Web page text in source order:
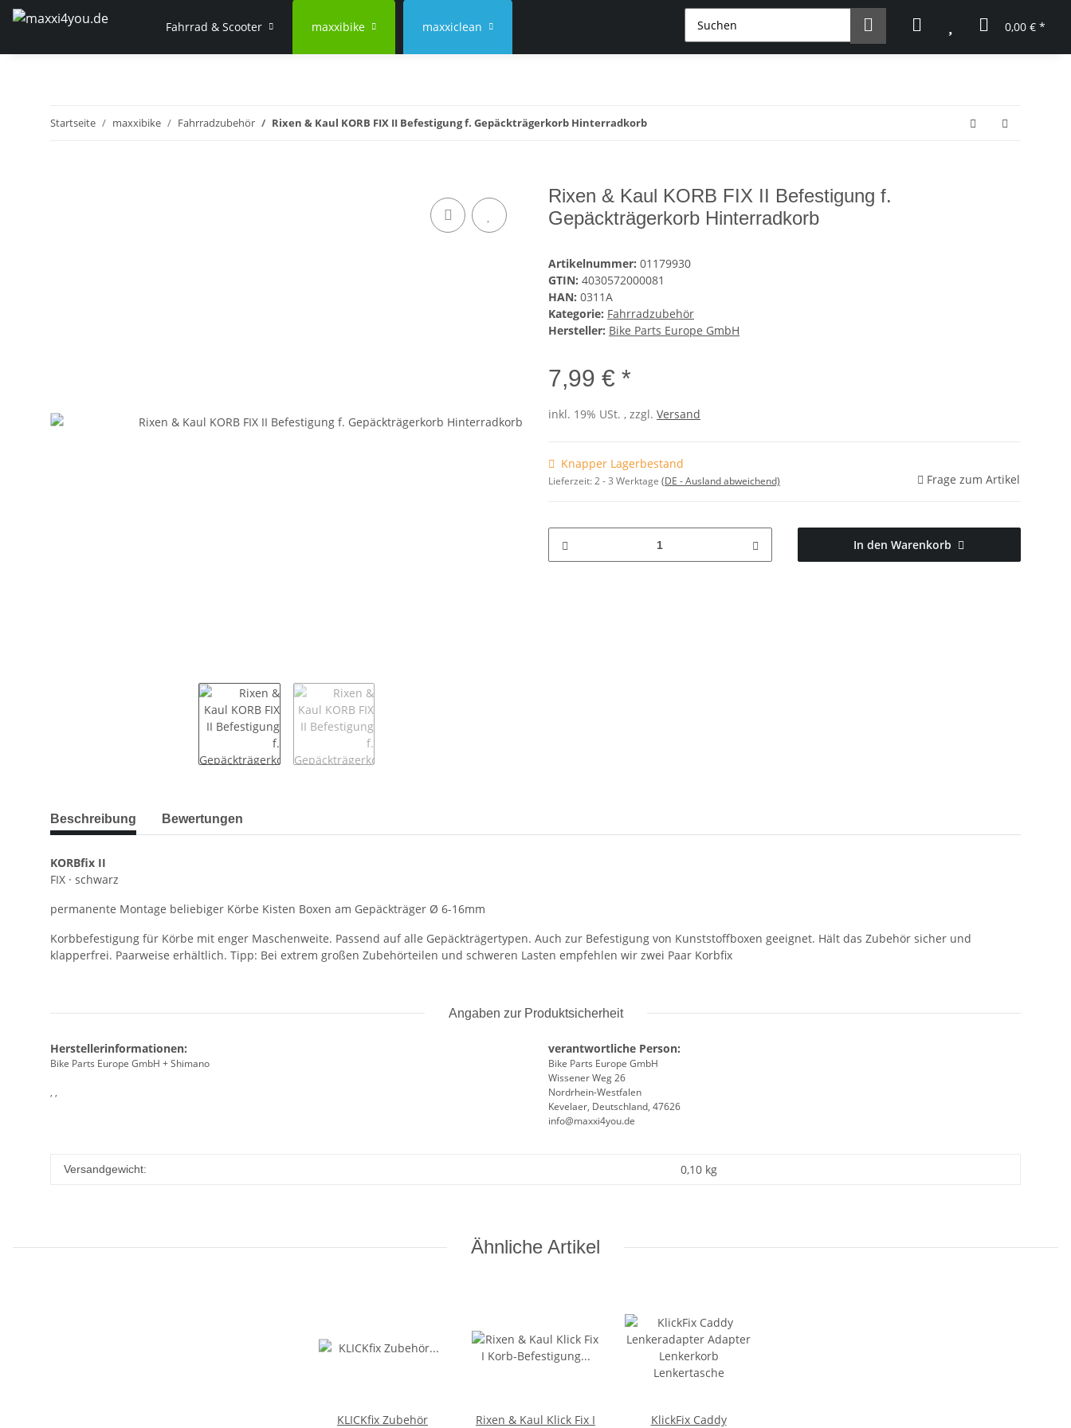
0,00 € *
Fahrrad & Scooter maxxibike maxxiclean
Startseite maxxibike Fahrradzubehör Rixen & Kaul KORB FIX II Befestigung f. Gepäckträgerkorb Hinterradkorb
Rixen & Kaul KORB FIX II Befestigung f.
Gepäckträgerkorb Hinterradkorb
Artikelnummer: 01179930
GTIN: 4030572000081
HAN: 0311A
Kategorie: Fahrradzubehör
Hersteller: Bike Parts Europe GmbH
7,99 € *
inkl. 19% USt. , zzgl. Versand
Knapper Lagerbestand
Lieferzeit:2 - 3 Werktage (DE - Ausland abweichend) Frage zum Artikel
In den Warenkorb
Beschreibung Bewertungen
KORBfix II
FIX · schwarz
permanente Montage beliebiger Körbe Kisten Boxen am Gepäckträger Ø 6-16mm
Korbbefestigung für Körbe mit enger Maschenweite. Passend auf alle Gepäckträgertypen. Auch zur Befestigung von Kunststoffboxen geeignet. Hält das Zubehör sicher und
klapperfrei. Paarweise erhältlich. Tipp: Bei extrem großen Zubehörteilen und schweren Lasten empfehlen wir zwei Paar Korbfix
Angaben zur Produktsicherheit
Herstellerinformationen:
Bike Parts Europe GmbH + Shimano
, ,
verantwortliche Person:
Bike Parts Europe GmbH
Wissener Weg 26
Nordrhein-Westfalen
Kevelaer, Deutschland, 47626
info@maxxi4you.de
Versandgewicht: 0,10 kg
Ähnliche Artikel
KLICKfix Zubehör
Rixen & Kaul Klick Fix I
KlickFix Caddy